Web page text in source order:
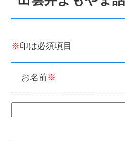
※印は必須項目
お名前